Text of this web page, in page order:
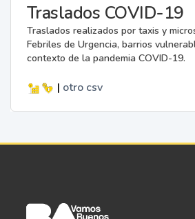
Traslados COVID-19
Traslados realizados por taxis y
Febriles de Urgencia, barrios
contexto de la pandemia COVID-19.
| otro csv